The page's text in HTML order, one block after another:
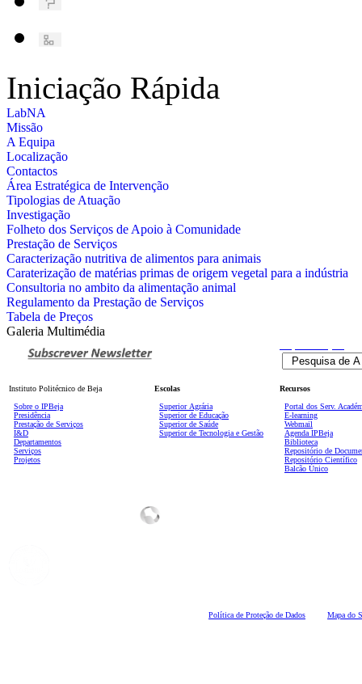
Iniciação Rápida
LabNA
Missão
A Equipa
Localização
Contactos
Área Estratégica de Intervenção
Tipologias de Atuação
Investigação
Folheto dos Serviços de Apoio à Comunidade
Prestação de Serviços
Caracterização nutritiva de alimentos para animais
Caraterização de matérias primas de origem vegetal para a indústria
Consultoria no ambito da alimentação animal
Regulamento da Prestação de Serviços
Tabela de Preços
Galeria Multimédia
Instituto Politécnico de Beja
Sobre o IPBeja
Presidência
Prestação de Serviços
I&D
Departamentos
Serviços
Projetos
Escolas
Superior Agrária
Superior de Educação
Superior de Saúde
Superior de Tecnologia e Gestão
Recursos
Portal dos Serv.
E-learning
Webmail
Agenda IPBeja
Biblioteca
Repositório de
Repositório Científico
Balcão Único
Política de Proteção de Dados Mapa do